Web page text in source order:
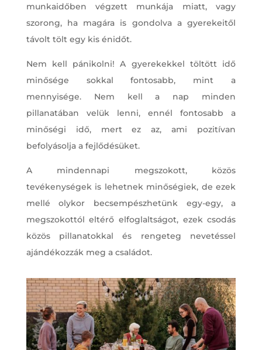
munkaidőben végzett munkája miatt, vagy
szorong, ha magára is gondolva a gyerekeitől
távolt tölt egy kis énidőt.
Nem kell pánikolni! A gyerekekkel töltött idő
minősége sokkal fontosabb, mint a
mennyisége. Nem kell a nap minden
pillanatában velük lenni, ennél fontosabb a
minőségi idő, mert ez az, ami pozitívan
befolyásolja a fejlődésüket.
A mindennapi megszokott, közös
tevékenységek is lehetnek minőségiek, de ezek
mellé olykor becsempészhetünk egy-egy, a
megszokottól eltérő elfoglaltságot, ezek csodás
közös pillanatokkal és rengeteg nevetéssel
ajándékozzák meg a családot.